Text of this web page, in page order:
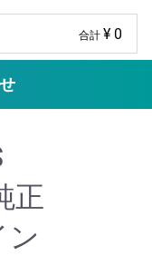
合計 ¥ 0
正
ン